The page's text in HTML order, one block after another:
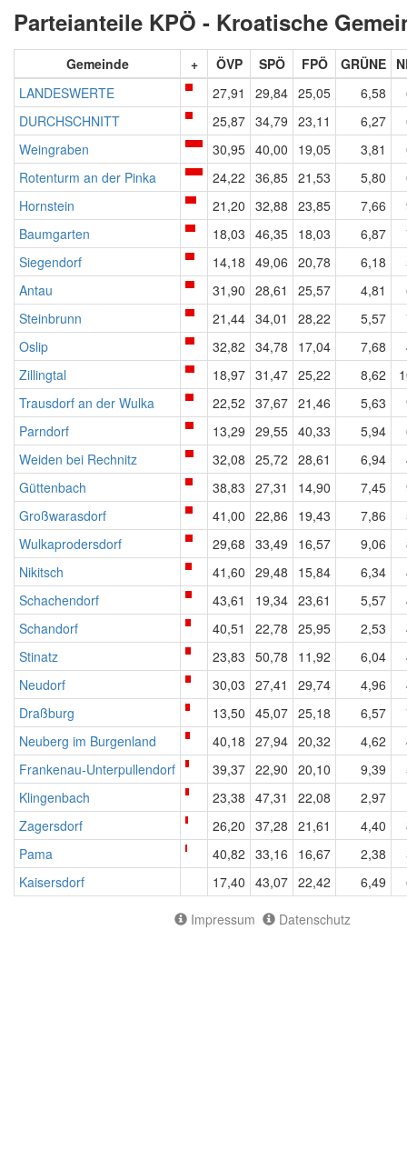
Parteianteile KPÖ - Kroatische
Gemeinde + ÖVP SPÖ FPÖ GRÜNE
LANDESWERTE
27,91 29,84 25,05 6,58
DURCHSCHNITT
25,87 34,79 23,11 6,27
Weingraben
30,95 40,00 19,05 3,81
Rotenturm an der Pinka
24,22 36,85 21,53 5,80
Hornstein
21,20 32,88 23,85 7,66
Baumgarten
18,03 46,35 18,03 6,87
Siegendorf
14,18 49,06 20,78 6,18
Antau
31,90 28,61 25,57 4,81
Steinbrunn
21,44 34,01 28,22 5,57
Oslip
32,82 34,78 17,04 7,68
Zillingtal
18,97 31,47 25,22 8,62
Trausdorf an der Wulka
22,52 37,67 21,46 5,63
Parndorf
13,29 29,55 40,33 5,94
Weiden bei Rechnitz
32,08 25,72 28,61 6,94
Güttenbach
38,83 27,31 14,90 7,45
Großwarasdorf
41,00 22,86 19,43 7,86
Wulkaprodersdorf
29,68 33,49 16,57 9,06
Nikitsch
41,60 29,48 15,84 6,34
Schachendorf
43,61 19,34 23,61 5,57
Schandorf
40,51 22,78 25,95 2,53
Stinatz
23,83 50,78 11,92 6,04
Neudorf
30,03 27,41 29,74 4,96
Draßburg
13,50 45,07 25,18 6,57
Neuberg im Burgenland
40,18 27,94 20,32 4,62
Frankenau-Unterpullendorf
39,37 22,90 20,10 9,39
Klingenbach
23,38 47,31 22,08 2,97
Zagersdorf
26,20 37,28 21,61 4,40
Pama
40,82 33,16 16,67 2,38
Kaisersdorf
17,40 43,07 22,42 6,49
Impressum Datenschutz